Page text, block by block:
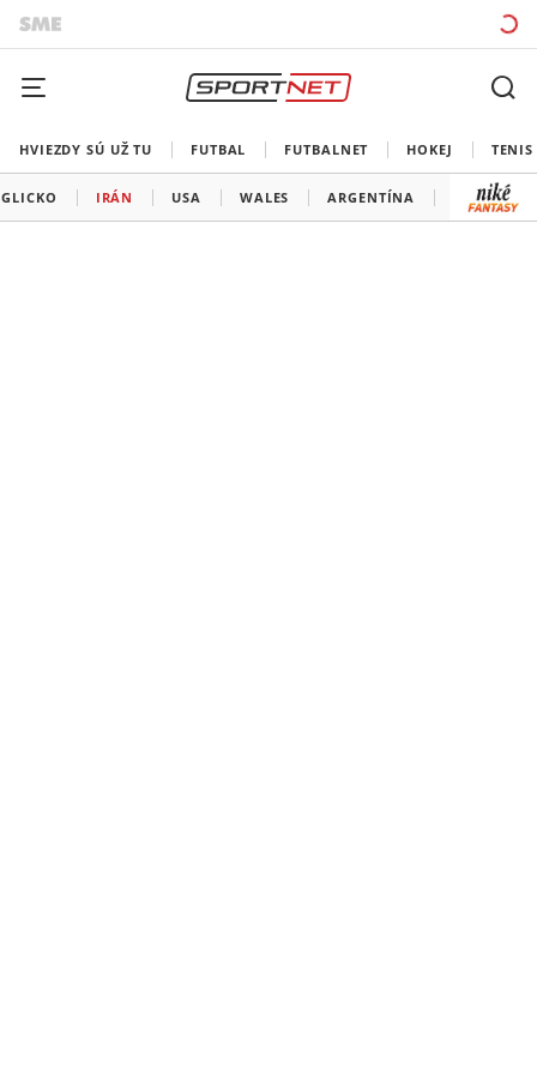
HVIEZDY SÚ UŽ TU FUTBAL FUTBALNET HOKEJ TENIS
IRÁN USA WALES ARGENTÍNA MEXIKO